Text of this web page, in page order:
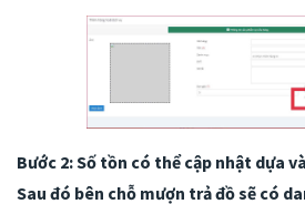
Bước 2: Số tồn có thể cập nhật dựa
Sau đó bên chỗ mượn trả đồ sẽ có